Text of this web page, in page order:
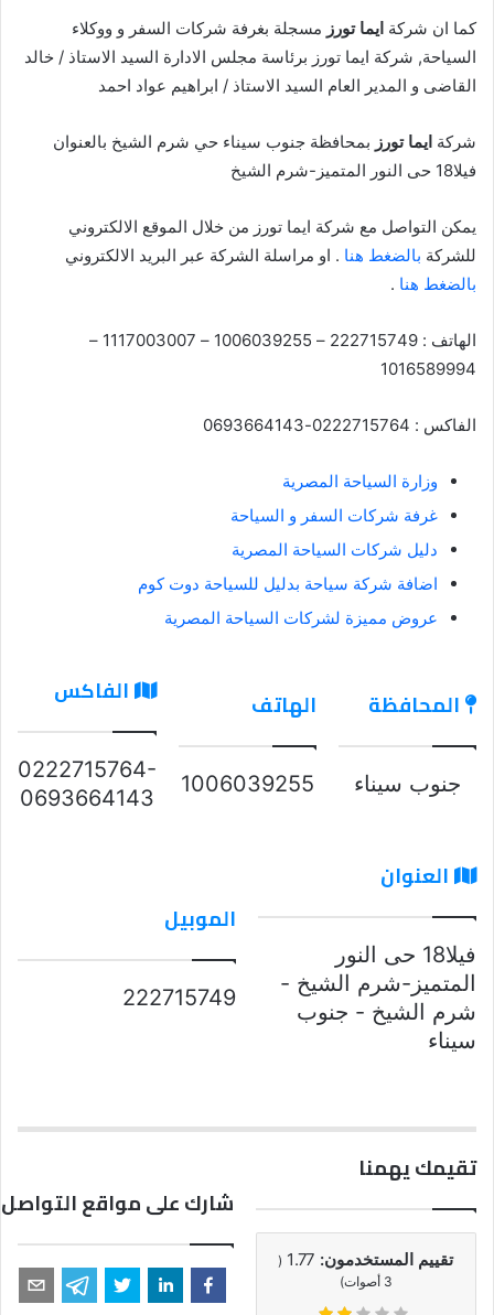
كما ان شركة ايما تورز مسجلة بغرفة شركات السفر و ووكلاء
السياحة, شركة ايما تورز برئاسة مجلس الادارة السيد الاستاذ / خالد
القاضى و المدير العام السيد الاستاذ / ابراهيم عواد احمد
شركة ايما تورز بمحافظة جنوب سيناء حي شرم الشيخ بالعنوان
فيلا18 حى النور المتميز-شرم الشيخ
يمكن التواصل مع شركة ايما تورز من خلال الموقع الالكتروني
للشركة بالضغط هنا . او مراسلة الشركة عبر البريد الالكتروني
بالضغط هنا .
الهاتف : 222715749 – 1006039255 – 1117003007 –
1016589994
الفاكس : 0222715764-0693664143
وزارة السياحة المصرية
غرفة شركات السفر و السياحة
دليل شركات السياحة المصرية
اضافة شركة سياحة بدليل للسياحة دوت كوم
عروض مميزة لشركات السياحة المصرية
المحافظة
جنوب سيناء
الهاتف
1006039255
الفاكس
0222715764-
0693664143
العنوان
فيلا18 حى النور
المتميز-شرم الشيخ -
شرم الشيخ - جنوب
سيناء
الموبيل
222715749
تقيمك يهمنا
تقييم المستخدمون: 1.77
(
3 أصوات)
شارك على مواقع